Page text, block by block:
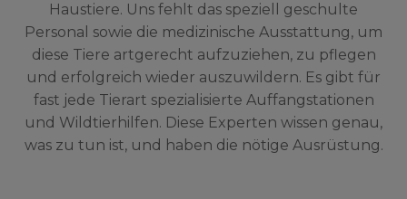
Haustiere. Uns fehlt das speziell geschulte
Personal sowie die medizinische Ausstattung, um
diese Tiere artgerecht aufzuziehen, zu pflegen
und erfolgreich wieder auszuwildern. Es gibt für
fast jede Tierart spezialisierte Auffangstationen
und Wildtierhilfen. Diese Experten wissen genau,
was zu tun ist, und haben die nötige Ausrüstung.